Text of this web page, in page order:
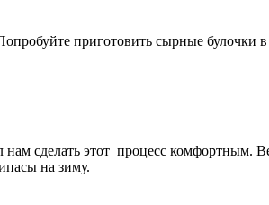
приготовить сырные булочки в
нам сделать этот процесс комфортным.
на зиму.